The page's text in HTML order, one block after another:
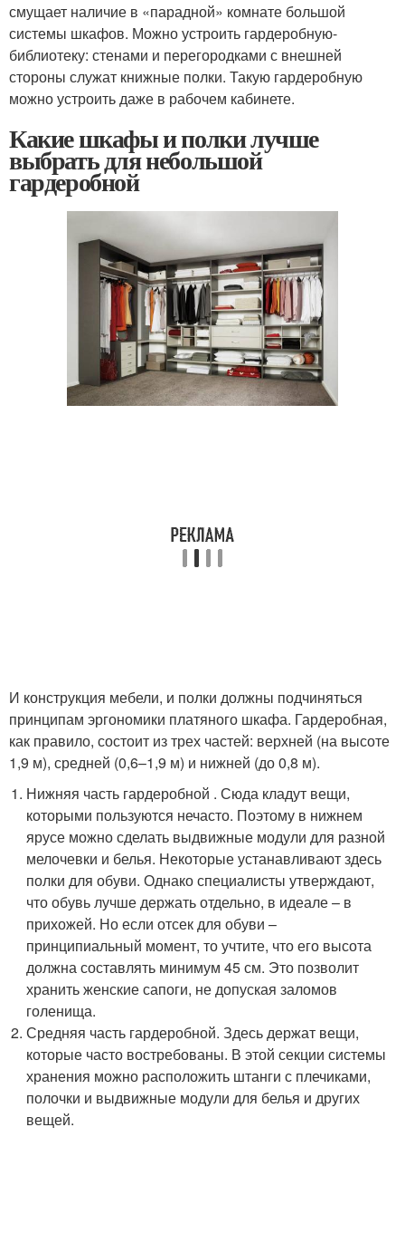
смущает наличие в «парадной» комнате большой
системы шкафов. Можно устроить гардеробную-
библиотеку: стенами и перегородками с внешней
стороны служат книжные полки. Такую гардеробную
можно устроить даже в рабочем кабинете.
Какие шкафы и полки лучше
выбрать для небольшой
гардеробной
И конструкция мебели, и полки должны подчиняться
принципам эргономики платяного шкафа. Гардеробная,
как правило, состоит из трех частей: верхней (на высоте
1,9 м), средней (0,6–1,9 м) и нижней (до 0,8 м).
Нижняя часть гардеробной . Сюда кладут вещи,
которыми пользуются нечасто. Поэтому в нижнем
ярусе можно сделать выдвижные модули для разной
мелочевки и белья. Некоторые устанавливают здесь
полки для обуви. Однако специалисты утверждают,
что обувь лучше держать отдельно, в идеале – в
прихожей. Но если отсек для обуви –
принципиальный момент, то учтите, что его высота
должна составлять минимум 45 см. Это позволит
хранить женские сапоги, не допуская заломов
голенища.
Средняя часть гардеробной. Здесь держат вещи,
которые часто востребованы. В этой секции системы
хранения можно расположить штанги с плечиками,
полочки и выдвижные модули для белья и других
вещей.